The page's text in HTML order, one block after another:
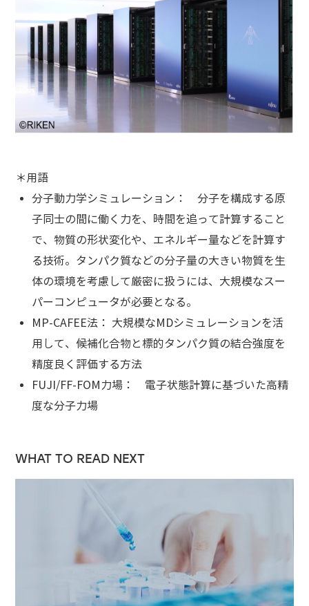
＊用語
分子動力学シミュレーション： 分子を構成する原
子同士の間に働く力を、時間を追って計算すること
で、物質の形状変化や、エネルギー量などを計算す
る技術。タンパク質などの分子量の大きい物質を生
体の環境を考慮して厳密に扱うには、大規模なスー
パーコンピュータが必要となる。
MP-CAFEE法： 大規模なMDシミュレーションを活
用して、候補化合物と標的タンパク質の結合強度を
精度良く評価する方法
FUJI/FF-FOM力場： 電子状態計算に基づいた高精
度な分子力場
WHAT TO READ NEXT